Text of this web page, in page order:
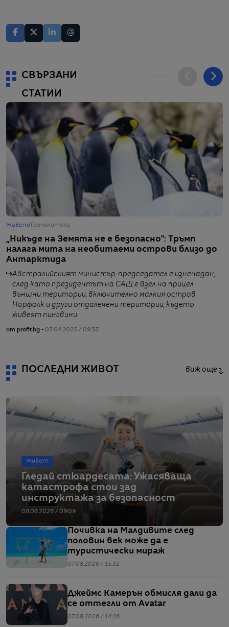
СВЪРЗАНИ
СТАТИИ
Живот/ Геополитика
„Никъде на Земята не е безопасно“: Тръмп
налага мита на необитаеми острови близо до
Антарктида
Австралийският министър-председател е изненадан,
след като президентът на САЩ е взел на прицел
външни територии, включително малкия остров
Норфолк и други отдалечени територии, където
живеят пингвини
от profit.bg - 03.04.2025 / 09:33
ПОСЛЕДНИ ЖИВОТ виж още
Живот
Гледай стюардесата: Ужасяваща
катастрофа стои зад
инструктажа за безопасност
08.08.2026 / 09:09
Почивка на Малдивите след
половин век може да е
туристически мираж
07.08.2026 / 15:32
Джеймс Камерън обмисля дали да
се оттегли от Avatar
07.08.2026 / 14:26